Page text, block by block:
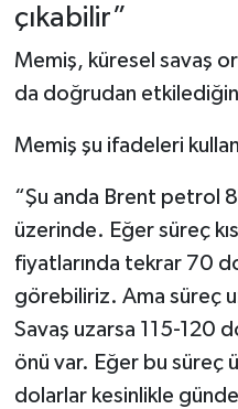
çıkabilir”
Memiş, küresel savaş
da doğrudan
Memiş şu ifadeleri
“Şu anda Brent petrol
üzerinde. Eğer süreç
fiyatlarında tekrar 70
görebiliriz. Ama süreç
Savaş uzarsa 115-120
önü var. Eğer bu süreç
dolarlar kesinlikle